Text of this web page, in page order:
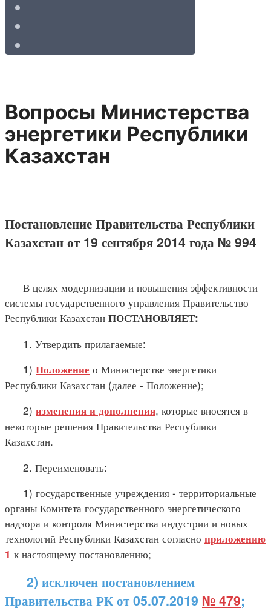
Вопросы Министерства
энергетики Республики
Казахстан
Постановление Правительства Республики
Казахстан от 19 сентября 2014 года № 994
В целях модернизации и повышения эффективности
системы государственного управления Правительство
Республики Казахстан ПОСТАНОВЛЯЕТ:
1. Утвердить прилагаемые:
1) Положение о Министерстве энергетики
Республики Казахстан (далее - Положение);
2) изменения и дополнения, которые вносятся в
некоторые решения Правительства Республики
Казахстан.
2. Переименовать:
1) государственные учреждения - территориальные
органы Комитета государственного энергетического
надзора и контроля Министерства индустрии и новых
технологий Республики Казахстан согласно приложению
1 к настоящему постановлению;
2) исключен постановлением
Правительства РК от 05.07.2019 № 479;